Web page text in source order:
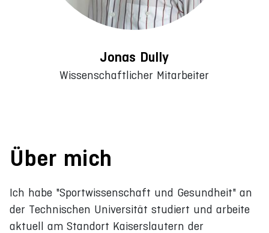
Jonas Dully
Wissenschaftlicher Mitarbeiter
Über mich
Ich habe "Sportwissenschaft und Gesundheit" an
der Technischen Universität studiert und arbeite
aktuell am Standort Kaiserslautern der